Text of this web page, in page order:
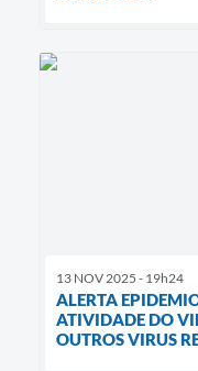
13 NOV 2025 - 19h24
ALERTA
ATIVIDADE DO
OUTROS VIRUS